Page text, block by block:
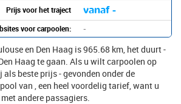
Prijs voor het traject
vanaf -
voor carpoolen: -
en Den Haag is 965.68 km, het duurt -
Haag te gaan. Als u wilt carpoolen op
als beste prijs - gevonden onder de
van , een heel voordelig tarief, want u
andere passagiers.